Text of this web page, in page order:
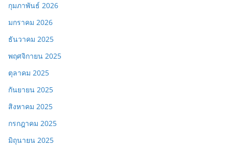
กุมภาพันธ์ 2026
มกราคม 2026
ธันวาคม 2025
พฤศจิกายน 2025
ตุลาคม 2025
กันยายน 2025
สิงหาคม 2025
กรกฎาคม 2025
มิถุนายน 2025